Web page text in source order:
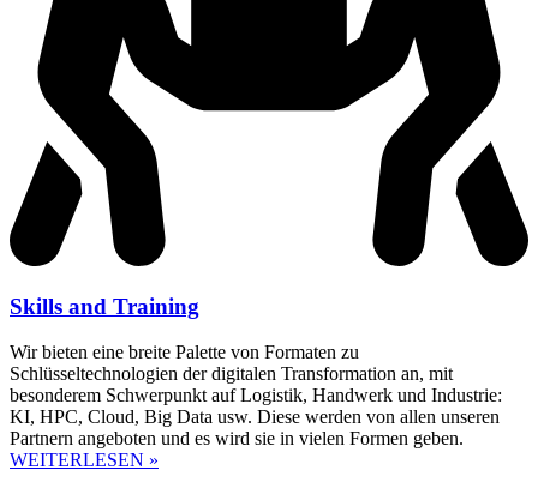
Skills and Training
Wir bieten eine breite Palette von Formaten zu
Schlüsseltechnologien der digitalen Transformation an, mit
besonderem Schwerpunkt auf Logistik, Handwerk und Industrie:
KI, HPC, Cloud, Big Data usw. Diese werden von allen unseren
Partnern angeboten und es wird sie in vielen Formen geben.
WEITERLESEN »